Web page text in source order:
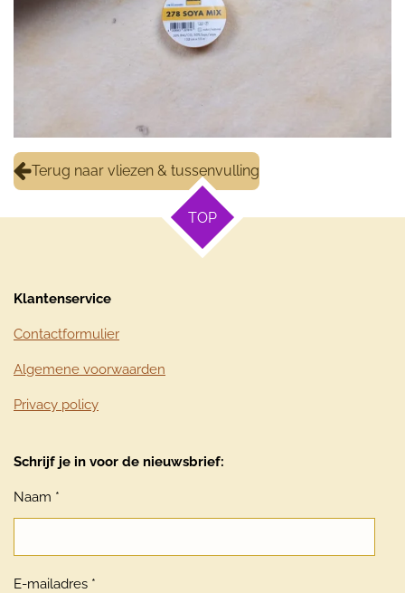
Terug naar vliezen & tussenvulling
TOP
Klantenservice
Contactformulier
Algemene voorwaarden
Privacy policy
Schrijf je in voor de nieuwsbrief:
Naam *
E-mailadres *